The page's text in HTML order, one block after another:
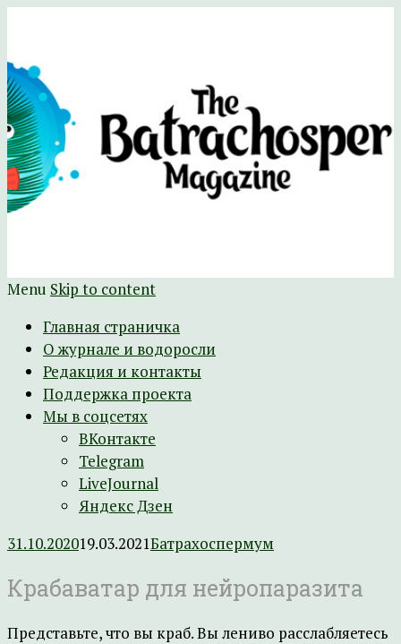
The Batrachospermum Magazine
Батрахоспермум (официальный сайт)
Menu Skip to content
Главная страничка
О журнале и водоросли
Редакция и контакты
Поддержка проекта
Мы в соцсетях
ВКонтакте
Telegram
LiveJournal
Яндекс Дзен
31.10.202019.03.2021Батрахоспермум
Крабаватар для нейропаразита
Представьте, что вы краб. Вы лениво расслабляетесь